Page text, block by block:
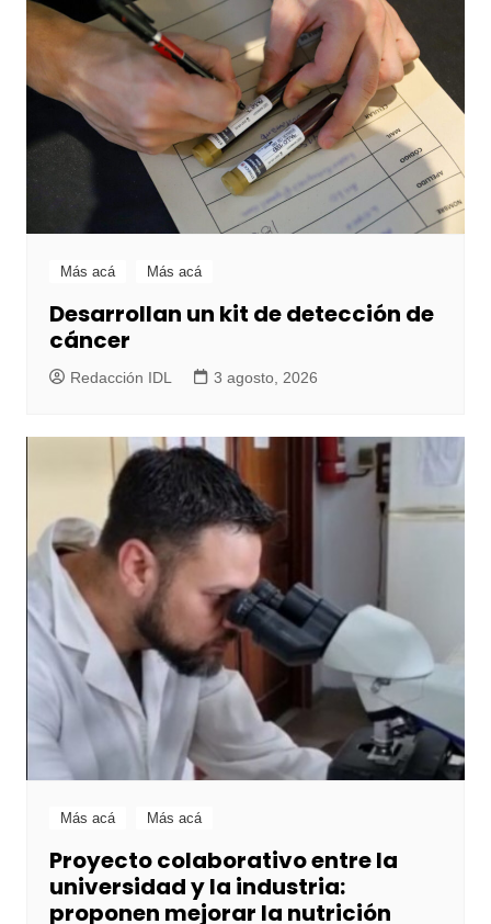
Más acá Más acá
Desarrollan un kit de detección de
cáncer
Redacción IDL 3 agosto, 2026
Más acá Más acá
Proyecto colaborativo entre la
universidad y la industria:
proponen mejorar la nutrición